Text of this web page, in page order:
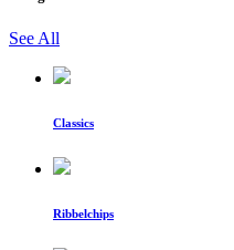
See All
Classics
Ribbelchips